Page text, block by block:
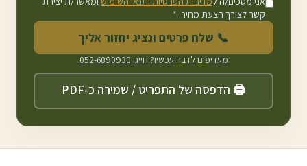
קשר לצורך הצעת מחיר. *
📞 שלח פרטים ונציג יחזור אליך
מעדיפים לדבר עכשיו? חייגו 052-6090930
🖨️ הדפסה של התפריט / שמירה כ-PDF